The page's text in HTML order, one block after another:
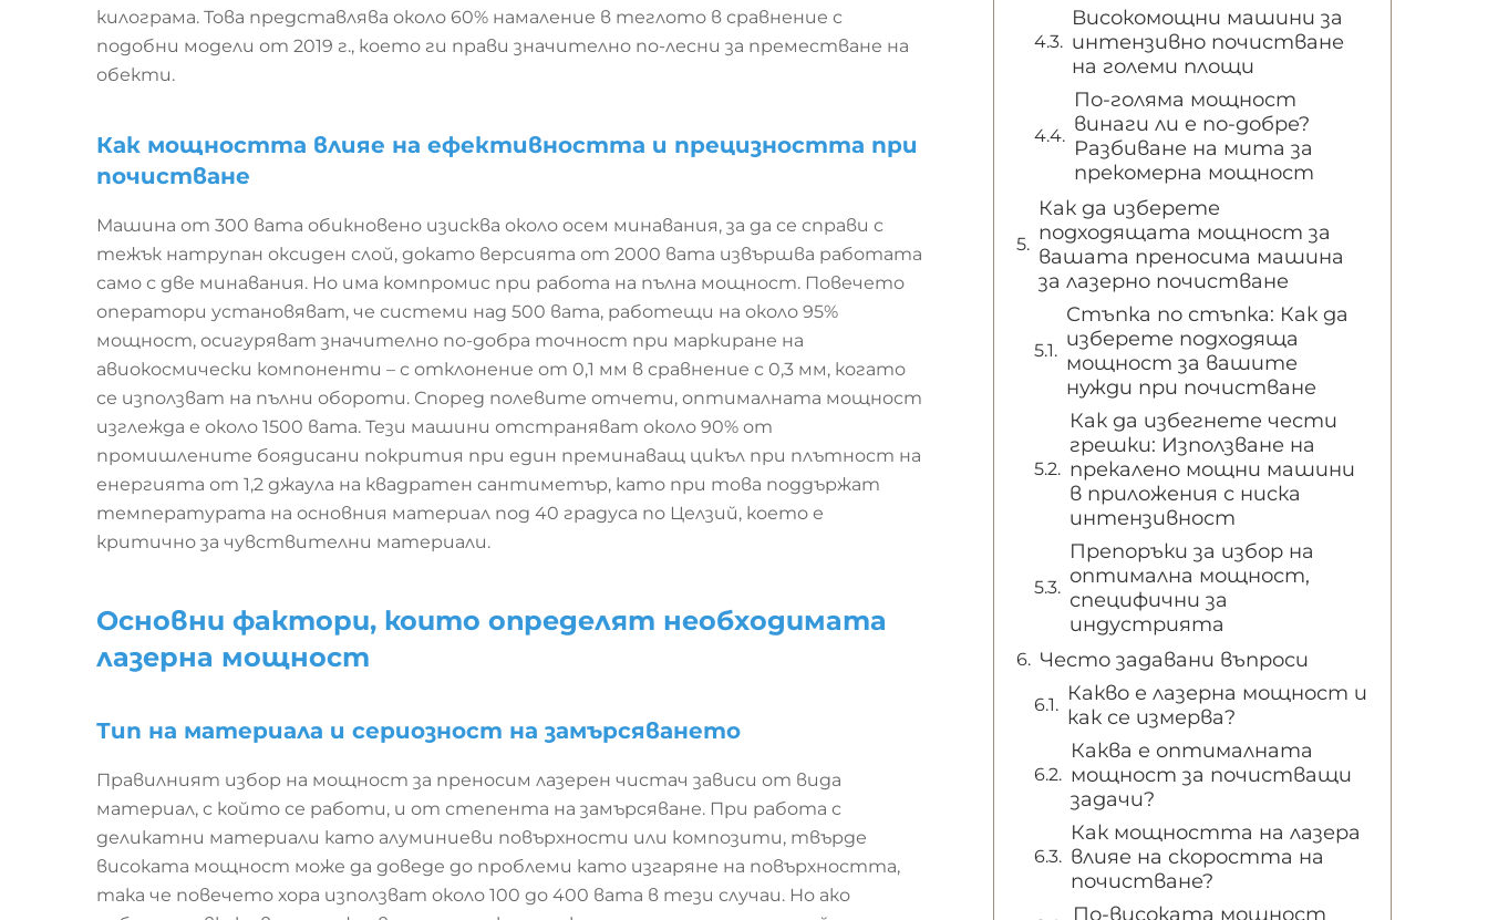
килограма. Това представлява около 60% намаление в теглото в сравнение с
подобни модели от 2019 г., което ги прави значително по-лесни за преместване на
обекти.
Как мощността влияе на ефективността и прецизността при
почистване
Машина от 300 вата обикновено изисква около осем минавания, за да се справи с
тежък натрупан оксиден слой, докато версията от 2000 вата извършва работата
само с две минавания. Но има компромис при работа на пълна мощност. Повечето
оператори установяват, че системи над 500 вата, работещи на около 95%
мощност, осигуряват значително по-добра точност при маркиране на
авиокосмически компоненти – с отклонение от 0,1 мм в сравнение с 0,3 мм, когато
се използват на пълни обороти. Според полевите отчети, оптималната мощност
изглежда е около 1500 вата. Тези машини отстраняват около 90% от
промишлените боядисани покрития при един преминаващ цикъл при плътност на
енергията от 1,2 джаула на квадратен сантиметър, като при това поддържат
температурата на основния материал под 40 градуса по Целзий, което е
критично за чувствителни материали.
Основни фактори, които определят необходимата
лазерна мощност
Тип на материала и сериозност на замърсяването
Правилният избор на мощност за преносим лазерен чистач зависи от вида
материал, с който се работи, и от степента на замърсяване. При работа с
деликатни материали като алуминиеви повърхности или композити, твърде
високата мощност може да доведе до проблеми като изгаряне на повърхността,
така че повечето хора използват около 100 до 400 вата в тези случаи. Но ако
Високомощни машини за
интензивно почистване
на големи площи
По-голяма мощност
винаги ли е по-добре?
Разбиване на мита за
прекомерна мощност
Как да изберете
подходящата мощност за
вашата преносима машина
за лазерно почистване
Стъпка по стъпка: Как да
изберете подходяща
мощност за вашите
нужди при почистване
Как да избегнете чести
грешки: Използване на
прекалено мощни машини
в приложения с ниска
интензивност
Препоръки за избор на
оптимална мощност,
специфични за
индустрията
Често задавани въпроси
Какво е лазерна мощност и
как се измерва?
Каква е оптималната
мощност за почистващи
задачи?
Как мощността на лазера
влияе на скоростта на
почистване?
По-високата мощност